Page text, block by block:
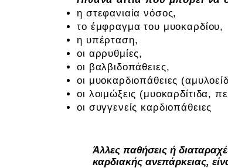
η στεφανιαία νόσος,
το έμφραγμα του μυοκαρδίου,
η υπέρταση,
οι αρρυθμίες,
οι βαλβιδοπάθειες,
οι μυοκαρδιοπάθειες
οι λοιμώξεις (μυοκαρδίτιδα,
οι συγγενείς καρδιοπάθειες
Άλλες παθήσεις ή
καρδιακής ανεπάρκειας,